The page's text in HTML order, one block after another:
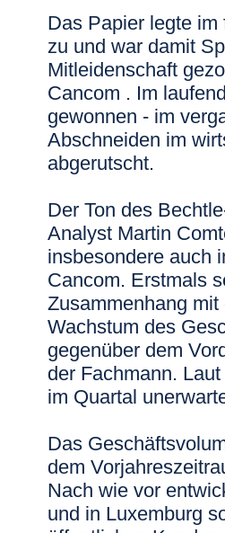
Das Papier legte
zu und war damit
Mitleidenschaft
Cancom . Im
gewonnen - im
Abschneiden im
abgerutscht.
Der Ton des
Analyst Martin
insbesondere auch
Cancom. Erstmals
Zusammenhang
Wachstum des
gegenüber dem
der Fachmann.
im Quartal
Das
dem
Nach wie vor
und in Luxemburg